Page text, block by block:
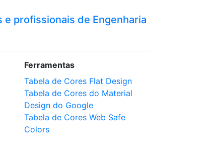
e profissionais de Engenharia
Ferramentas
Tabela de Cores Flat Design
Tabela de Cores do Material
Design do Google
Tabela de Cores Web Safe
Colors